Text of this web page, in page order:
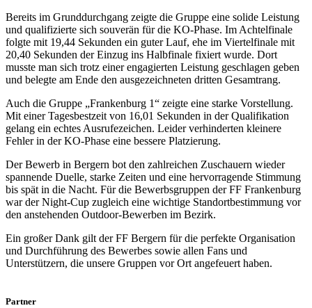
Bereits im Grunddurchgang zeigte die Gruppe eine solide Leistung
und qualifizierte sich souverän für die KO-Phase. Im Achtelfinale
folgte mit 19,44 Sekunden ein guter Lauf, ehe im Viertelfinale mit
20,40 Sekunden der Einzug ins Halbfinale fixiert wurde. Dort
musste man sich trotz einer engagierten Leistung geschlagen geben
und belegte am Ende den ausgezeichneten dritten Gesamtrang.
Auch die Gruppe „Frankenburg 1“ zeigte eine starke Vorstellung.
Mit einer Tagesbestzeit von 16,01 Sekunden in der Qualifikation
gelang ein echtes Ausrufezeichen. Leider verhinderten kleinere
Fehler in der KO-Phase eine bessere Platzierung.
Der Bewerb in Bergern bot den zahlreichen Zuschauern wieder
spannende Duelle, starke Zeiten und eine hervorragende Stimmung
bis spät in die Nacht. Für die Bewerbsgruppen der FF Frankenburg
war der Night-Cup zugleich eine wichtige Standortbestimmung vor
den anstehenden Outdoor-Bewerben im Bezirk.
Ein großer Dank gilt der FF Bergern für die perfekte Organisation
und Durchführung des Bewerbes sowie allen Fans und
Unterstützern, die unsere Gruppen vor Ort angefeuert haben.
Partner